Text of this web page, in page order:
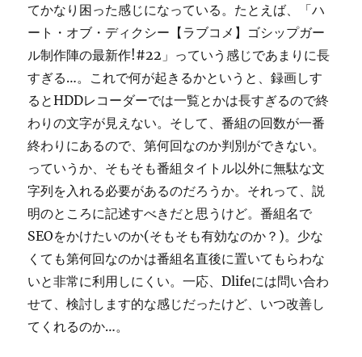
てかなり困った感じになっている。たとえば、「ハ
ート・オブ・ディクシー【ラブコメ】ゴシップガー
ル制作陣の最新作!#22」っていう感じであまりに長
すぎる…。これで何が起きるかというと、録画しす
るとHDDレコーダーでは一覧とかは長すぎるので終
わりの文字が見えない。そして、番組の回数が一番
終わりにあるので、第何回なのか判別ができない。
っていうか、そもそも番組タイトル以外に無駄な文
字列を入れる必要があるのだろうか。それって、説
明のところに記述すべきだと思うけど。番組名で
SEOをかけたいのか(そもそも有効なのか？)。少な
くても第何回なのかは番組名直後に置いてもらわな
いと非常に利用しにくい。一応、Dlifeには問い合わ
せて、検討します的な感じだったけど、いつ改善し
てくれるのか…。